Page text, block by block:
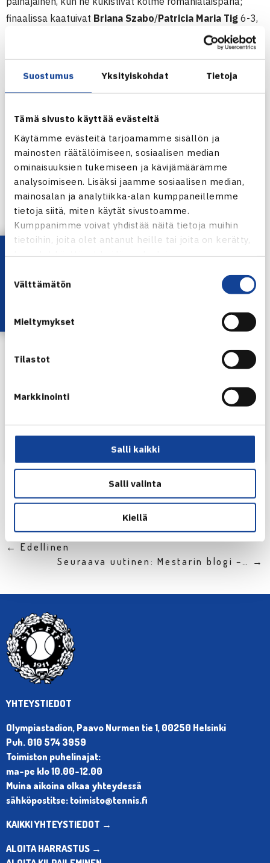
Suostumus Yksityiskohdat Tietoja
Tämä sivusto käyttää evästeitä
Käytämme evästeitä tarjoamamme sisällön ja
mainosten räätälöimiseen, sosiaalisen median
ominaisuuksien tukemiseen ja kävijämäärämme
analysoimiseen. Lisäksi jaamme sosiaalisen median,
mainosalan ja analytiikka-alan kumppaneillemme
tietoja siitä, miten käytät sivustoamme.
Kumppanimme voivat yhdistää näitä tietoja muihin
tietoihin, joita olet antanut heille tai joita on kerätty,
kun olet käyttänyt heidän palvelujaan.
valinta
Välttämätön
Mieltymykset
Tilastot
Markkinointi
Salli kaikki
Salli valinta
Kiellä
finaalissa kaatuivat Briana Szabo/Patricia Maria Tig 6-3,
Näytä tämä julkaisu Instagramissa
← Edellinen
Seuraava uutinen: Mestarin blogi –… →
Lataa OmaTennis!
YHTEYSTIEDOT
Olympiastadion, Paavo Nurmen tie 1, 00250 Helsinki
Puh. 010 574 3959
Toimiston puhelinajat:
ma-pe klo 10.00-12.00
Muina aikoina olkaa yhteydessä
sähköpostitse: toimisto@tennis.fi
KAIKKI YHTEYSTIEDOT →
ALOITA HARRASTUS →